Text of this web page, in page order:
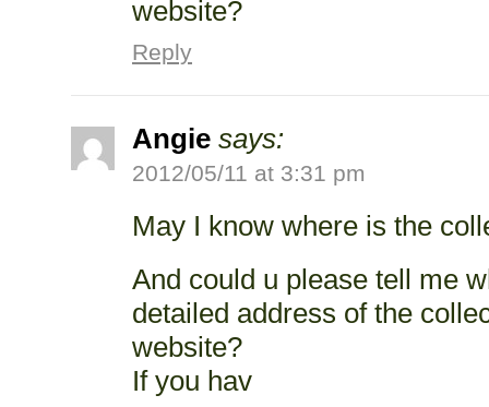
website?
Reply
Angie says:
2012/05/11 at 3:31 pm
May I know where is the
And could u please tell me
detailed address of the
website?
If you hav